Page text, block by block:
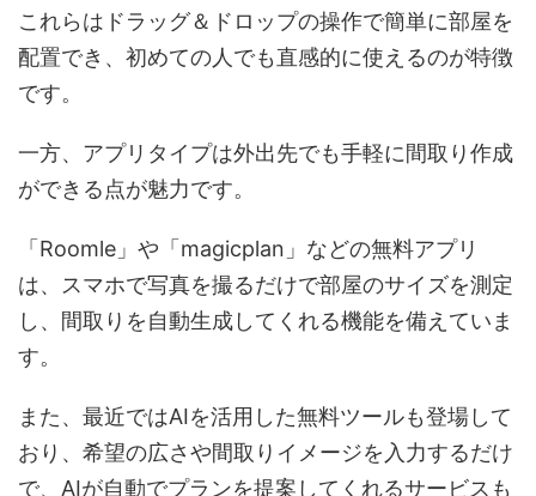
これらはドラッグ＆ドロップの操作で簡単に部屋を
配置でき、初めての人でも直感的に使えるのが特徴
です。
一方、アプリタイプは外出先でも手軽に間取り作成
ができる点が魅力です。
「Roomle」や「magicplan」などの無料アプリ
は、スマホで写真を撮るだけで部屋のサイズを測定
し、間取りを自動生成してくれる機能を備えていま
す。
また、最近ではAIを活用した無料ツールも登場して
おり、希望の広さや間取りイメージを入力するだけ
で、AIが自動でプランを提案してくれるサービスも